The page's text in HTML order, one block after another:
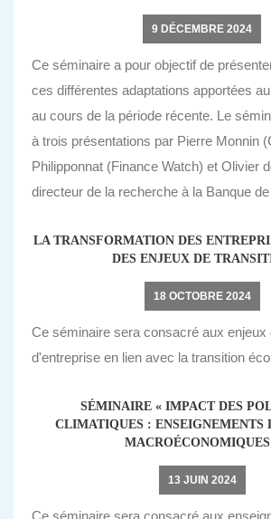
9 DÉCEMBRE 2024
Ce séminaire a pour objectif de
ces différentes adaptations apportées
au cours de la période récente. Le
à trois présentations par Pierre Monnin
Philipponnat (Finance Watch) et Olivier
directeur de la recherche à la Banque
LA TRANSFORMATION DES
DES ENJEUX DE
18 OCTOBRE 2024
Ce séminaire sera consacré aux enjeux
d'entreprise en lien avec la transition
SÉMINAIRE « IMPACT DES
CLIMATIQUES : ENSEIGNEMENTS
13 JUIN 2024
Ce séminaire sera consacré aux